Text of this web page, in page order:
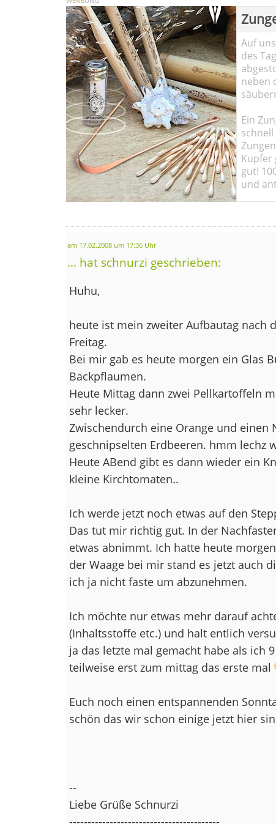
Auf
des
neben
Ein
Kupfer
gut!
und
am 17.02.2008 um 17:36 Uhr
... hat schnurzi geschrieben:
Huhu,
heute ist mein zweiter Aufbautag nach
Freitag.
Bei mir gab es heute morgen ein Glas
Backpflaumen.
Heute Mittag dann zwei Pellkartoffeln
sehr lecker.
Zwischendurch eine Orange und
geschnipselten Erdbeeren. hmm lechz
Heute ABend gibt es dann wieder ein
kleine Kirchtomaten..
Ich werde jetzt noch etwas auf den
Das tut mir richtig gut. In der
etwas abnimmt. Ich hatte heute
der Waage bei mir stand es jetzt auch
ich ja nicht faste um abzunehmen.
Ich möchte nur etwas mehr darauf
(Inhaltsstoffe etc.) und halt entlich
ja das letzte mal gemacht habe als ich
teilweise erst zum mittag das erste mal
Euch noch einen entspannenden
schön das wir schon einige jetzt hier
--
Liebe Grüße Schnurzi